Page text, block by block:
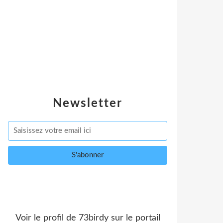
Newsletter
Voir le profil de 73birdysur le portail